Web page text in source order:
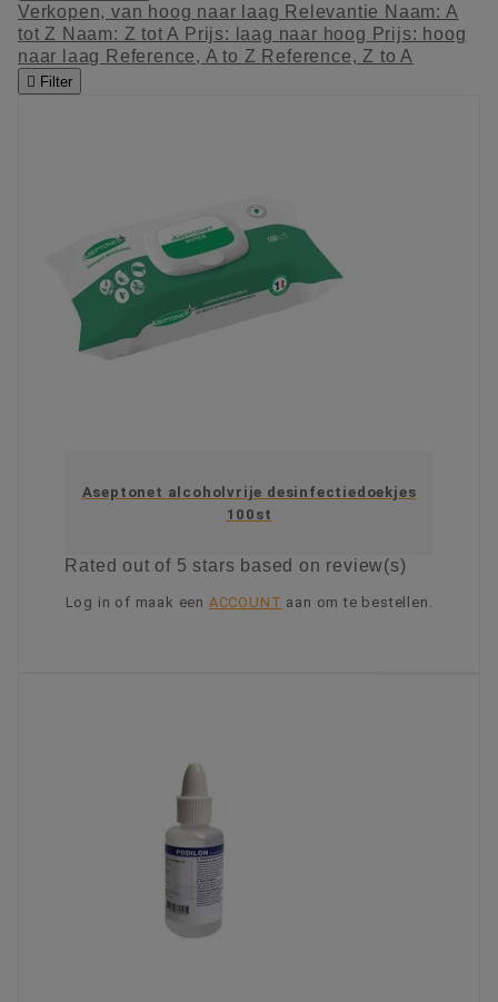
Verkopen, van hoog naar laag Relevantie Naam: A
tot Z Naam: Z tot A Prijs: laag naar hoog Prijs: hoog
naar laag Reference, A to Z Reference, Z to A
 Filter
Aseptonet alcoholvrije desinfectiedoekjes
100st
Ratedout of 5 stars based on review(s)
Log in of maak een ACCOUNT aan om te bestellen.